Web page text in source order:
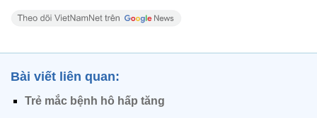
Bài viết liên quan:
Trẻ mắc bệnh hô hấp tăng